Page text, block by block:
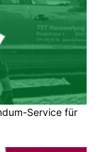
Service für